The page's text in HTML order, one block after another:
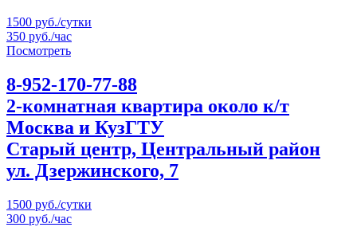
1500 руб./сутки
350 руб./час
Посмотреть
8-952-170-77-88
2-комнатная квартира около к/т
Москва и КузГТУ
Старый центр, Центральный район
ул. Дзержинского, 7
1500 руб./сутки
300 руб./час